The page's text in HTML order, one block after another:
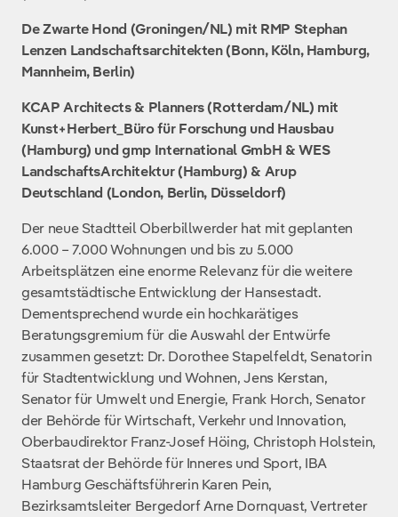
De Zwarte Hond (Groningen/NL) mit RMP Stephan
Lenzen Landschaftsarchitekten (Bonn, Köln, Hamburg,
Mannheim, Berlin)
KCAP Architects & Planners (Rotterdam/NL) mit
Kunst+Herbert_Büro für Forschung und Hausbau
(Hamburg) und gmp International GmbH & WES
LandschaftsArchitektur (Hamburg) & Arup
Deutschland (London, Berlin, Düsseldorf)
Der neue Stadtteil Oberbillwerder hat mit geplanten
6.000 – 7.000 Wohnungen und bis zu 5.000
Arbeitsplätzen eine enorme Relevanz für die weitere
gesamtstädtische Entwicklung der Hansestadt.
Dementsprechend wurde ein hochkarätiges
Beratungsgremium für die Auswahl der Entwürfe
zusammen gesetzt: Dr. Dorothee Stapelfeldt, Senatorin
für Stadtentwicklung und Wohnen, Jens Kerstan,
Senator für Umwelt und Energie, Frank Horch, Senator
der Behörde für Wirtschaft, Verkehr und Innovation,
Oberbaudirektor Franz-Josef Höing, Christoph Holstein,
Staatsrat der Behörde für Inneres und Sport, IBA
Hamburg Geschäftsführerin Karen Pein,
Bezirksamtsleiter Bergedorf Arne Dornquast, Vertreter